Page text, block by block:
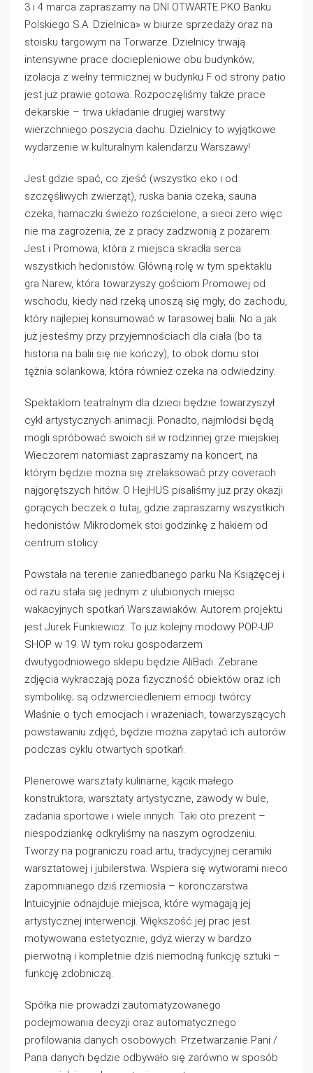
3 i 4 marca zapraszamy na DNI OTWARTE PKO Banku
Polskiego S.A. Dzielnica» w biurze sprzedaży oraz na
stoisku targowym na Torwarze. Dzielnicy trwają
intensywne prace dociepleniowe obu budynków;
izolacja z wełny termicznej w budynku F od strony patio
jest już prawie gotowa. Rozpoczęliśmy także prace
dekarskie – trwa układanie drugiej warstwy
wierzchniego poszycia dachu. Dzielnicy to wyjątkowe
wydarzenie w kulturalnym kalendarzu Warszawy!
Jest gdzie spać, co zjeść (wszystko eko i od
szczęśliwych zwierząt), ruska bania czeka, sauna
czeka, hamaczki świeżo rozścielone, a sieci zero więc
nie ma zagrożenia, że z pracy zadzwonią z pożarem.
Jest i Promowa, która z miejsca skradła serca
wszystkich hedonistów. Główną rolę w tym spektaklu
gra Narew, która towarzyszy gościom Promowej od
wschodu, kiedy nad rzeką unoszą się mgły, do zachodu,
który najlepiej konsumować w tarasowej balii. No a jak
już jesteśmy przy przyjemnościach dla ciała (bo ta
historia na balii się nie kończy), to obok domu stoi
tężnia solankowa, która również czeka na odwiedziny.
Spektaklom teatralnym dla dzieci będzie towarzyszył
cykl artystycznych animacji. Ponadto, najmłodsi będą
mogli spróbować swoich sił w rodzinnej grze miejskiej.
Wieczorem natomiast zapraszamy na koncert, na
którym będzie można się zrelaksować przy coverach
najgorętszych hitów. O HejHUS pisaliśmy już przy okazji
gorących beczek o tutaj, gdzie zapraszamy wszystkich
hedonistów. Mikrodomek stoi godzinkę z hakiem od
centrum stolicy.
Powstała na terenie zaniedbanego parku Na Książęcej i
od razu stała się jednym z ulubionych miejsc
wakacyjnych spotkań Warszawiaków. Autorem projektu
jest Jurek Funkiewicz. To już kolejny modowy POP-UP
SHOP w 19. W tym roku gospodarzem
dwutygodniowego sklepu będzie AliBadi. Zebrane
zdjęcia wykraczają poza fizyczność obiektów oraz ich
symbolikę; są odzwierciedleniem emocji twórcy.
Właśnie o tych emocjach i wrażeniach, towarzyszących
powstawaniu zdjęć, będzie można zapytać ich autorów
podczas cyklu otwartych spotkań.
Plenerowe warsztaty kulinarne, kącik małego
konstruktora, warsztaty artystyczne, zawody w bule,
zadania sportowe i wiele innych. Taki oto prezent –
niespodziankę odkryliśmy na naszym ogrodzeniu.
Tworzy na pograniczu road artu, tradycyjnej ceramiki
warsztatowej i jubilerstwa. Wspiera się wytworami nieco
zapomnianego dziś rzemiosła – koronczarstwa.
Intuicyjnie odnajduje miejsca, które wymagają jej
artystycznej interwencji. Większość jej prac jest
motywowana estetycznie, gdyż wierzy w bardzo
pierwotną i kompletnie dziś niemodną funkcję sztuki –
funkcję zdobniczą.
Spółka nie prowadzi zautomatyzowanego
podejmowania decyzji oraz automatycznego
profilowania danych osobowych. Przetwarzanie Pani /
Pana danych będzie odbywało się zarówno w sposób